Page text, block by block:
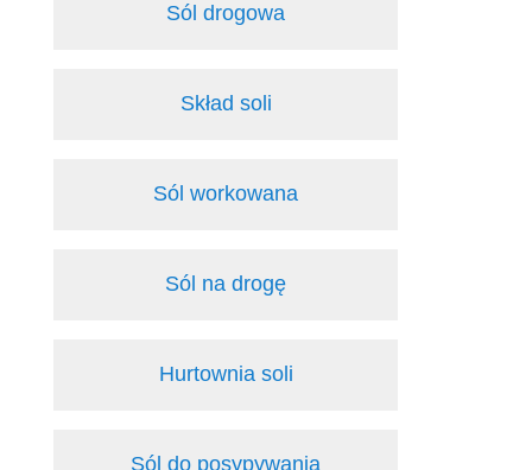
Sól drogowa
Skład soli
Sól workowana
Sól na drogę
Hurtownia soli
Sól do posypywania